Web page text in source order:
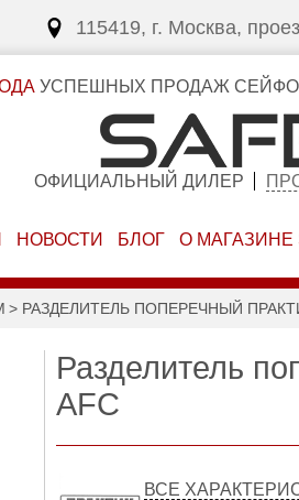
115419, г. Москва,
УСПЕШНЫХ ПРОДАЖ
ОФИЦИАЛЬНЫЙ ДИЛЕР
НОВОСТИ БЛОГ О МАГАЗИНЕ
РАЗДЕЛИТЕЛЬ ПОПЕРЕЧНЫЙ
Разделитель
AFC
ВСЕ